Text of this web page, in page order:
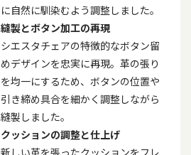
に自然に馴染むよう調整しました。
縫製とボタン加工の再現
シエスタチェアの特徴的なボタン留
めデザインを忠実に再現。革の張り
を均一にするため、ボタンの位置や
引き締め具合を細かく調整しながら
縫製しました。
クッションの調整と仕上げ
新しい革を張ったクッションをフレ